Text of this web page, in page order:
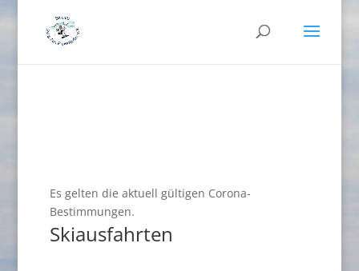
Es gelten die aktuell gültigen Corona-
Bestimmungen.
Skiausfahrten